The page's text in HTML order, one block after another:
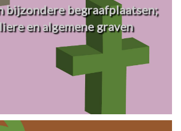
bijzondere begraafplaatsen;
en algemene graven